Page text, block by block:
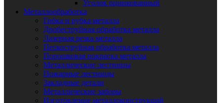
Уголок оцинкованный
Металлообработка
Гибка и рубка металла
Дробеструйная обработка металла
Лазерная резка металла
Пескоструйная обработка металла
Порошковая покраска металла
Металлические лестницы
Пожарные лестницы
Закладные детали
Металлические заборы
Изготовление металлоконструкций